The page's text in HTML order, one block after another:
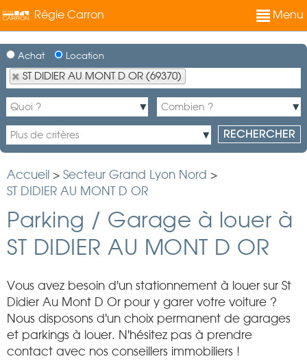
Régie Carron Menu
Achat Location
ST DIDIER AU MONT D OR (69370)
Accueil > Secteur Grand Lyon Nord >
ST DIDIER AU MONT D OR
Parking / Garage à louer à
ST DIDIER AU MONT D OR
Vous avez besoin d'un stationnement à louer sur St
Didier Au Mont D Or pour y garer votre voiture ?
Nous disposons d'un choix permanent de garages
et parkings à louer. N'hésitez pas à prendre
contact avec nos conseillers immobiliers !